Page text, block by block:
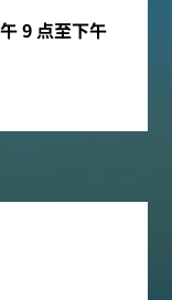
9 点至下午